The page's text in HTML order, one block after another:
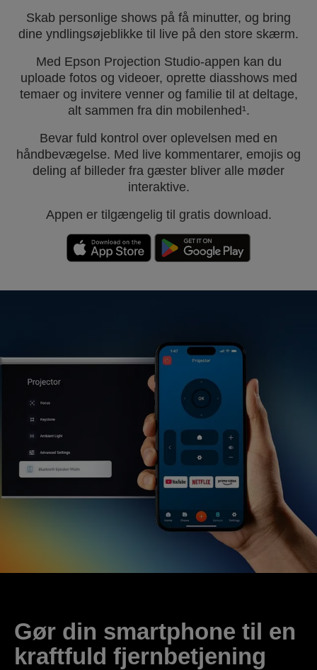
Skab personlige shows på få minutter, og bring
dine yndlingsøjeblikke til live på den store skærm.
Med Epson Projection Studio-appen kan du
uploade fotos og videoer, oprette diasshows med
temaer og invitere venner og familie til at deltage,
alt sammen fra din mobilenhed¹.
Bevar fuld kontrol over oplevelsen med en
håndbevægelse. Med live kommentarer, emojis og
deling af billeder fra gæster bliver alle møder
interaktive.
Appen er tilgængelig til gratis download.
Gør din smartphone til en
kraftfuld fjernbetjening